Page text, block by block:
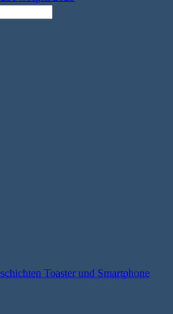
Toaster und Smartphone